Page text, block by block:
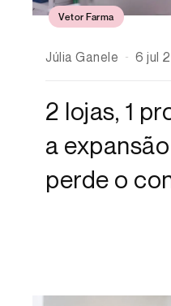
Vetor Farma
Júlia Ganele 6 jul
2 lojas, 1
a
perde o